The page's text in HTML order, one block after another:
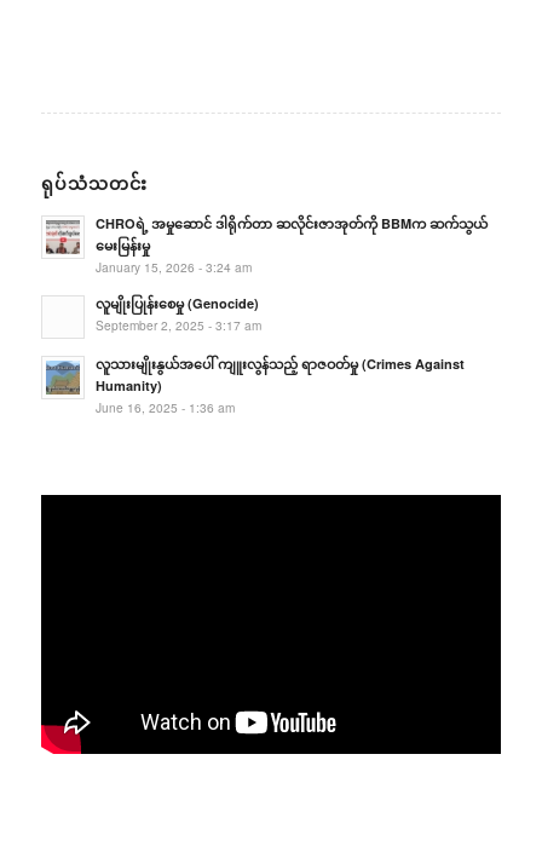
ရုပ်သံသတင်း
CHROရဲ့ အမှုဆောင် ဒါရိုက်တာ ဆလိုင်းဇာအုတ်ကို BBMက ဆက်သွယ်
မေးမြန်းမှု
January 15, 2026 - 3:24 am
လူမျိုးပြုန်းစေမှု (Genocide)
September 2, 2025 - 3:17 am
လူသားမျိုးနွယ်အပေါ် ကျူးလွန်သည့် ရာဇဝတ်မှု (Crimes Against
Humanity)
June 16, 2025 - 1:36 am